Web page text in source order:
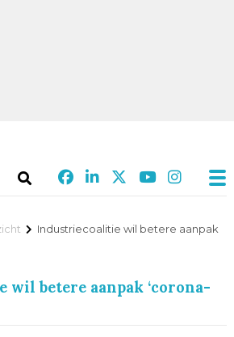
Industriecoalitie wil betere aanpak
betere aanpak ‘corona-